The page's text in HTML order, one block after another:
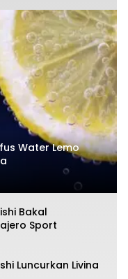
Water Lemo
Bakal
Sport
Luncurkan Livina